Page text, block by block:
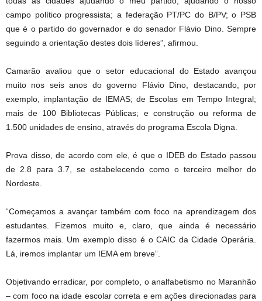
campo político progressista; a federação PT/PC do B/PV; o PSB
que é o partido do governador e do senador Flávio Dino. Sempre
seguindo a orientação destes dois líderes”, afirmou.
Camarão avaliou que o setor educacional do Estado avançou
muito nos seis anos do governo Flávio Dino, destacando, por
exemplo, implantação de IEMAS; de Escolas em Tempo Integral;
mais de 100 Bibliotecas Públicas; e construção ou reforma de
1.500 unidades de ensino, através do programa Escola Digna.
Prova disso, de acordo com ele, é que o IDEB do Estado passou
de 2.8 para 3.7, se estabelecendo como o terceiro melhor do
Nordeste.
“Começamos a avançar também com foco na aprendizagem dos
estudantes. Fizemos muito e, claro, que ainda é necessário
fazermos mais. Um exemplo disso é o CAIC da Cidade Operária.
Lá, iremos implantar um IEMA em breve”.
Objetivando erradicar, por completo, o analfabetismo no Maranhão
– com foco na idade escolar correta e em ações direcionadas para